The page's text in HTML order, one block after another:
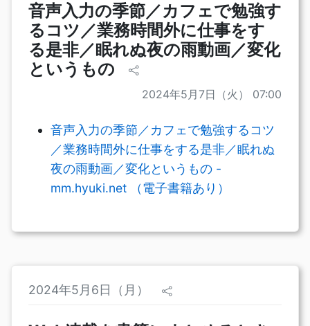
音声入力の季節／カフェで勉強す
るコツ／業務時間外に仕事をす
る是非／眠れぬ夜の雨動画／変化
というもの
2024年5月7日（火） 07:00
音声入力の季節／カフェで勉強するコツ
／業務時間外に仕事をする是非／眠れぬ
夜の雨動画／変化というもの -
mm.hyuki.net （電子書籍あり）
2024年5月6日（月）